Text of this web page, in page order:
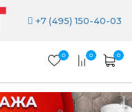
+7 (495) 150-40-03
0 0 0